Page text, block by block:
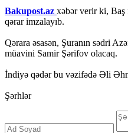
Bakupost.az xəbər verir ki,
qərar imzalayıb.
Qərara əsasən, Şuranın sədri
müavini Samir Şərifov olacaq.
İndiyə qədər bu vəzifədə Əli
Şərhlər